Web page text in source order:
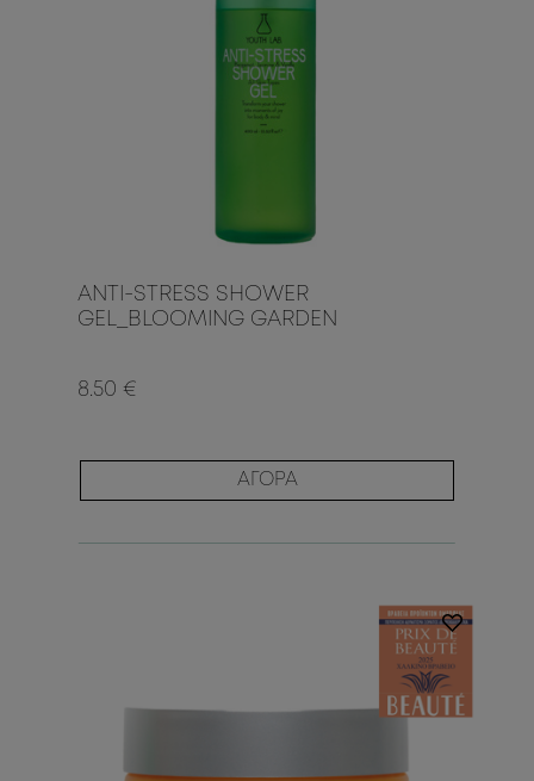
ANTI-STRESS SHOWER
GEL_BLOOMING GARDEN
8.50 €
ΑΓΟΡΑ